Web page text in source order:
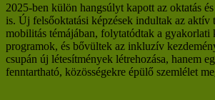
2025-ben külön hangsúlyt kapott az oktatás
is. Új felsőoktatási képzések indultak az aktív
mobilitás témájában, folytatódtak a gyakorlati
programok, és bővültek az inkluzív
csupán új létesítmények létrehozása, hanem
fenntartható, közösségekre épülő szemlélet